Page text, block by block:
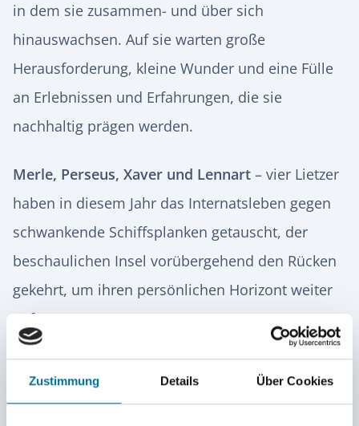
Zustimmung Details Über Cookies
in dem sie zusammen- und über sich
hinauswachsen. Auf sie warten große
Herausforderung, kleine Wunder und eine Fülle
an Erlebnissen und Erfahrungen, die sie
nachhaltig prägen werden.
Merle, Perseus, Xaver und Lennart – vier Lietzer
haben in diesem Jahr das Internatsleben gegen
schwankende Schiffsplanken getauscht, der
beschaulichen Insel vorübergehend den Rücken
gekehrt, um ihren persönlichen Horizont weiter
aufzuspannen.